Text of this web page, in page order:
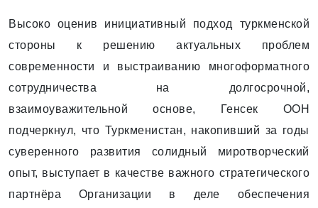
Высоко оценив инициативный подход туркменской
стороны к решению актуальных проблем
современности и выстраиванию многоформатного
сотрудничества на долгосрочной,
взаимоуважительной основе, Генсек ООН
подчеркнул, что Туркменистан, накопивший за годы
суверенного развития солидный миротворческий
опыт, выступает в качестве важного стратегического
партнёра Организации в деле обеспечения